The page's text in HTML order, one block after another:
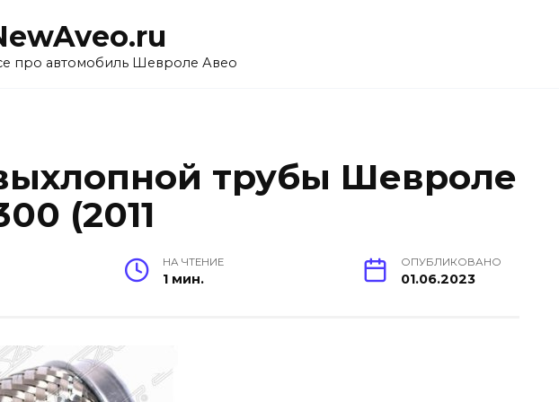
про автомобиль Шевроле Авео
трубы Шевроле
(2011
НА ЧТЕНИЕ
1 мин.
ОПУБЛИКОВАНО
01.06.2023